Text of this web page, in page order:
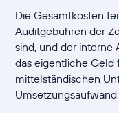
Die Gesamtkosten
Auditgebühren der
sind, und der interne
das eigentliche Geld
mittelständischen